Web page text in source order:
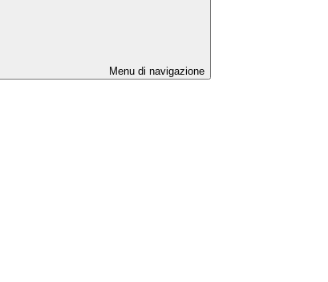
Menu di navigazione